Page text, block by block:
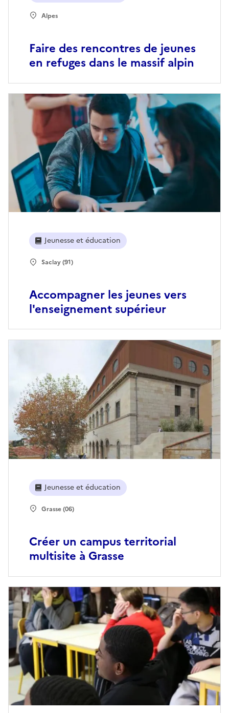
Faire des rencontres de jeunes
en refuges dans le massif alpin
Alpes
Accompagner les jeunes vers
l'enseignement supérieur
Jeunesse et éducation
Saclay (91)
Créer un campus territorial
multisite à Grasse
Jeunesse et éducation
Grasse (06)